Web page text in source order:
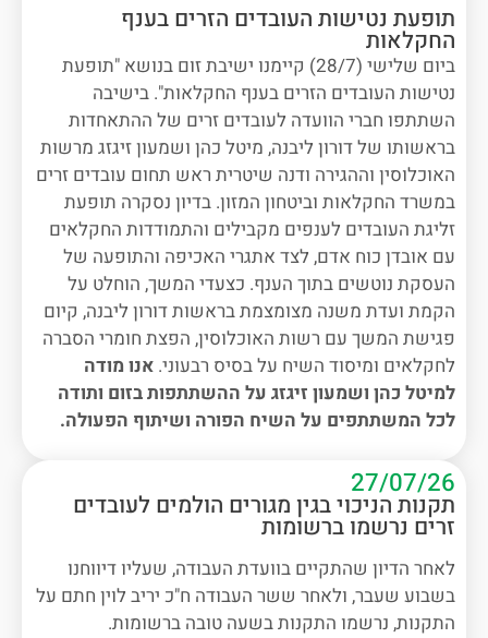
תופעת נטישות העובדים הזרים בענף
החקלאות
ביום שלישי (28/7) קיימנו ישיבת זום בנושא "תופעת
נטישות העובדים הזרים בענף החקלאות". בישיבה
השתתפו חברי הוועדה לעובדים זרים של ההתאחדות
בראשותו של דורון ליבנה, מיטל כהן ושמעון זיגזג מרשות
האוכלוסין וההגירה ודנה שיטרית ראש תחום עובדים זרים
במשרד החקלאות וביטחון המזון. בדיון נסקרה תופעת
זליגת העובדים לענפים מקבילים והתמודדות החקלאים
עם אובדן כוח אדם, לצד אתגרי האכיפה והתופעה של
העסקת נוטשים בתוך הענף. כצעדי המשך, הוחלט על
הקמת ועדת משנה מצומצמת בראשות דורון ליבנה, קיום
פגישת המשך עם רשות האוכלוסין, הפצת חומרי הסברה
לחקלאים ומיסוד השיח על בסיס רבעוני. אנו מודה
למיטל כהן ושמעון זיגזג על ההשתתפות בזום ותודה
לכל המשתתפים על השיח הפורה ושיתוף הפעולה.
27/07/26
תקנות הניכוי בגין מגורים הולמים לעובדים
זרים נרשמו ברשומות
לאחר הדיון שהתקיים בוועדת העבודה, שעליו דיווחנו
בשבוע שעבר, ולאחר ששר העבודה ח"כ יריב לוין חתם על
התקנות, נרשמו התקנות בשעה טובה ברשומות.